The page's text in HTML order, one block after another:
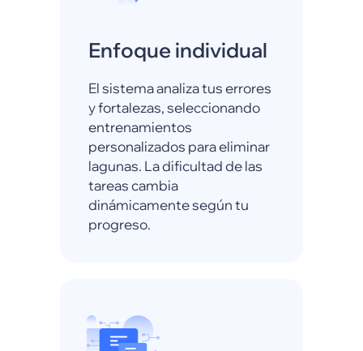
Enfoque individual
El sistema analiza tus errores
y fortalezas, seleccionando
entrenamientos
personalizados para eliminar
lagunas. La dificultad de las
tareas cambia
dinámicamente según tu
progreso.